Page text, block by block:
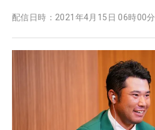
配信日時： 2021年4月15日 06時00分